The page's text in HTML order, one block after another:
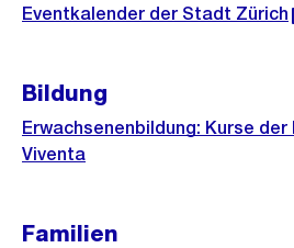
Externer
Eventkalender der Stadt Zürich
Bildung
Erwachsenenbildung: Kurse der
Viventa
Familien